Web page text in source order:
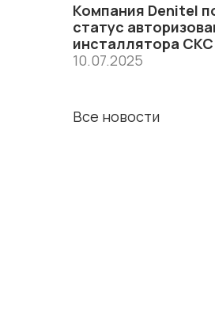
Компания Denitel
статус
инсталлятора СКС
10.07.2025
Все новости